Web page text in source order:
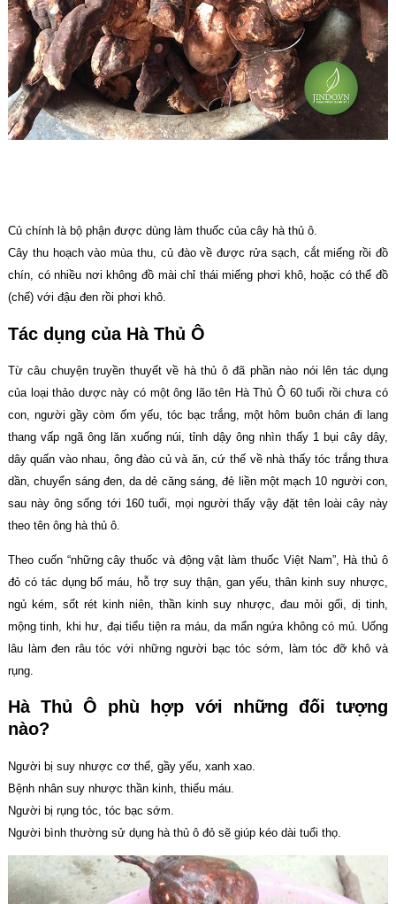
Củ chính là bộ phận được dùng làm thuốc của cây hà thủ ô.
Cây thu hoạch vào mùa thu, củ đào về được rửa sạch, cắt miếng rồi đồ
chín, có nhiều nơi không đồ mài chỉ thái miếng phơi khô, hoặc có thể đồ
(chế) với đậu đen rồi phơi khô.
Tác dụng của Hà Thủ Ô
Từ câu chuyện truyền thuyết về hà thủ ô đã phần nào nói lên tác dụng
của loại thảo dược này có một ông lão tên Hà Thủ Ô 60 tuổi rồi chưa có
con, người gầy còm ốm yếu, tóc bạc trắng, một hôm buôn chán đi lang
thang vấp ngã ông lăn xuống núi, tỉnh dậy ông nhìn thấy 1 bụi cây dây,
dây quấn vào nhau, ông đào củ và ăn, cứ thế về nhà thấy tóc trắng thưa
dần, chuyển sáng đen, da dẻ căng sáng, đẻ liền một mạch 10 người con,
sau này ông sống tới 160 tuổi, mọi người thấy vậy đặt tên loài cây này
theo tên ông hà thủ ô.
Theo cuốn “những cây thuốc và động vật làm thuốc Việt Nam”, Hà thủ ô
đỏ có tác dụng bổ máu, hỗ trợ suy thận, gan yếu, thân kinh suy nhược,
ngủ kém, sốt rét kinh niên, thần kinh suy nhược, đau mỏi gối, dị tinh,
mộng tinh, khi hư, đại tiểu tiện ra máu, da mẩn ngứa không có mủ. Uống
lâu làm đen râu tóc với những người bạc tóc sớm, làm tóc đỡ khô và
rụng.
Hà Thủ Ô phù hợp với những đối tượng
nào?
Người bị suy nhược cơ thể, gầy yếu, xanh xao.
Bệnh nhân suy nhược thần kinh, thiếu máu.
Người bị rụng tóc, tóc bạc sớm.
Người bình thường sử dụng hà thủ ô đỏ sẽ giúp kéo dài tuổi thọ.